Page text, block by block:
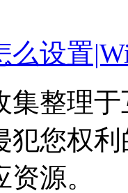
么设置
集整理
犯您权
源。